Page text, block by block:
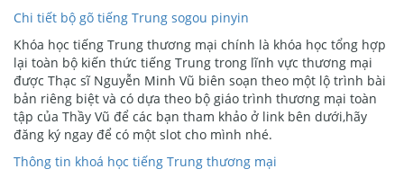
Chi tiết bộ gõ tiếng Trung sogou pinyin
Khóa học tiếng Trung thương mại chính là khóa học tổng hợp
lại toàn bộ kiến thức tiếng Trung trong lĩnh vực thương mại
được Thạc sĩ Nguyễn Minh Vũ biên soạn theo một lộ trình bài
bản riêng biệt và có dựa theo bộ giáo trình thương mại toàn
tập của Thầy Vũ để các bạn tham khảo ở link bên dưới,hãy
đăng ký ngay để có một slot cho mình nhé.
Thông tin khoá học tiếng Trung thương mại